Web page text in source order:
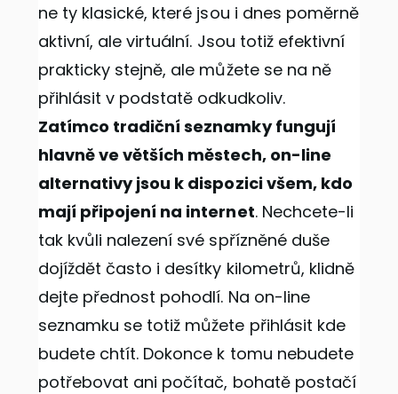
ne ty klasické, které jsou i dnes poměrně
aktivní, ale virtuální. Jsou totiž efektivní
prakticky stejně, ale můžete se na ně
přihlásit v podstatě odkudkoliv.
Zatímco tradiční seznamky fungují
hlavně ve větších městech, on-line
alternativy jsou k dispozici všem, kdo
mají připojení na internet. Nechcete-li
tak kvůli nalezení své spřízněné duše
dojíždět často i desítky kilometrů, klidně
dejte přednost pohodlí. Na on-line
seznamku se totiž můžete přihlásit kde
budete chtít. Dokonce k tomu nebudete
potřebovat ani počítač, bohatě postačí